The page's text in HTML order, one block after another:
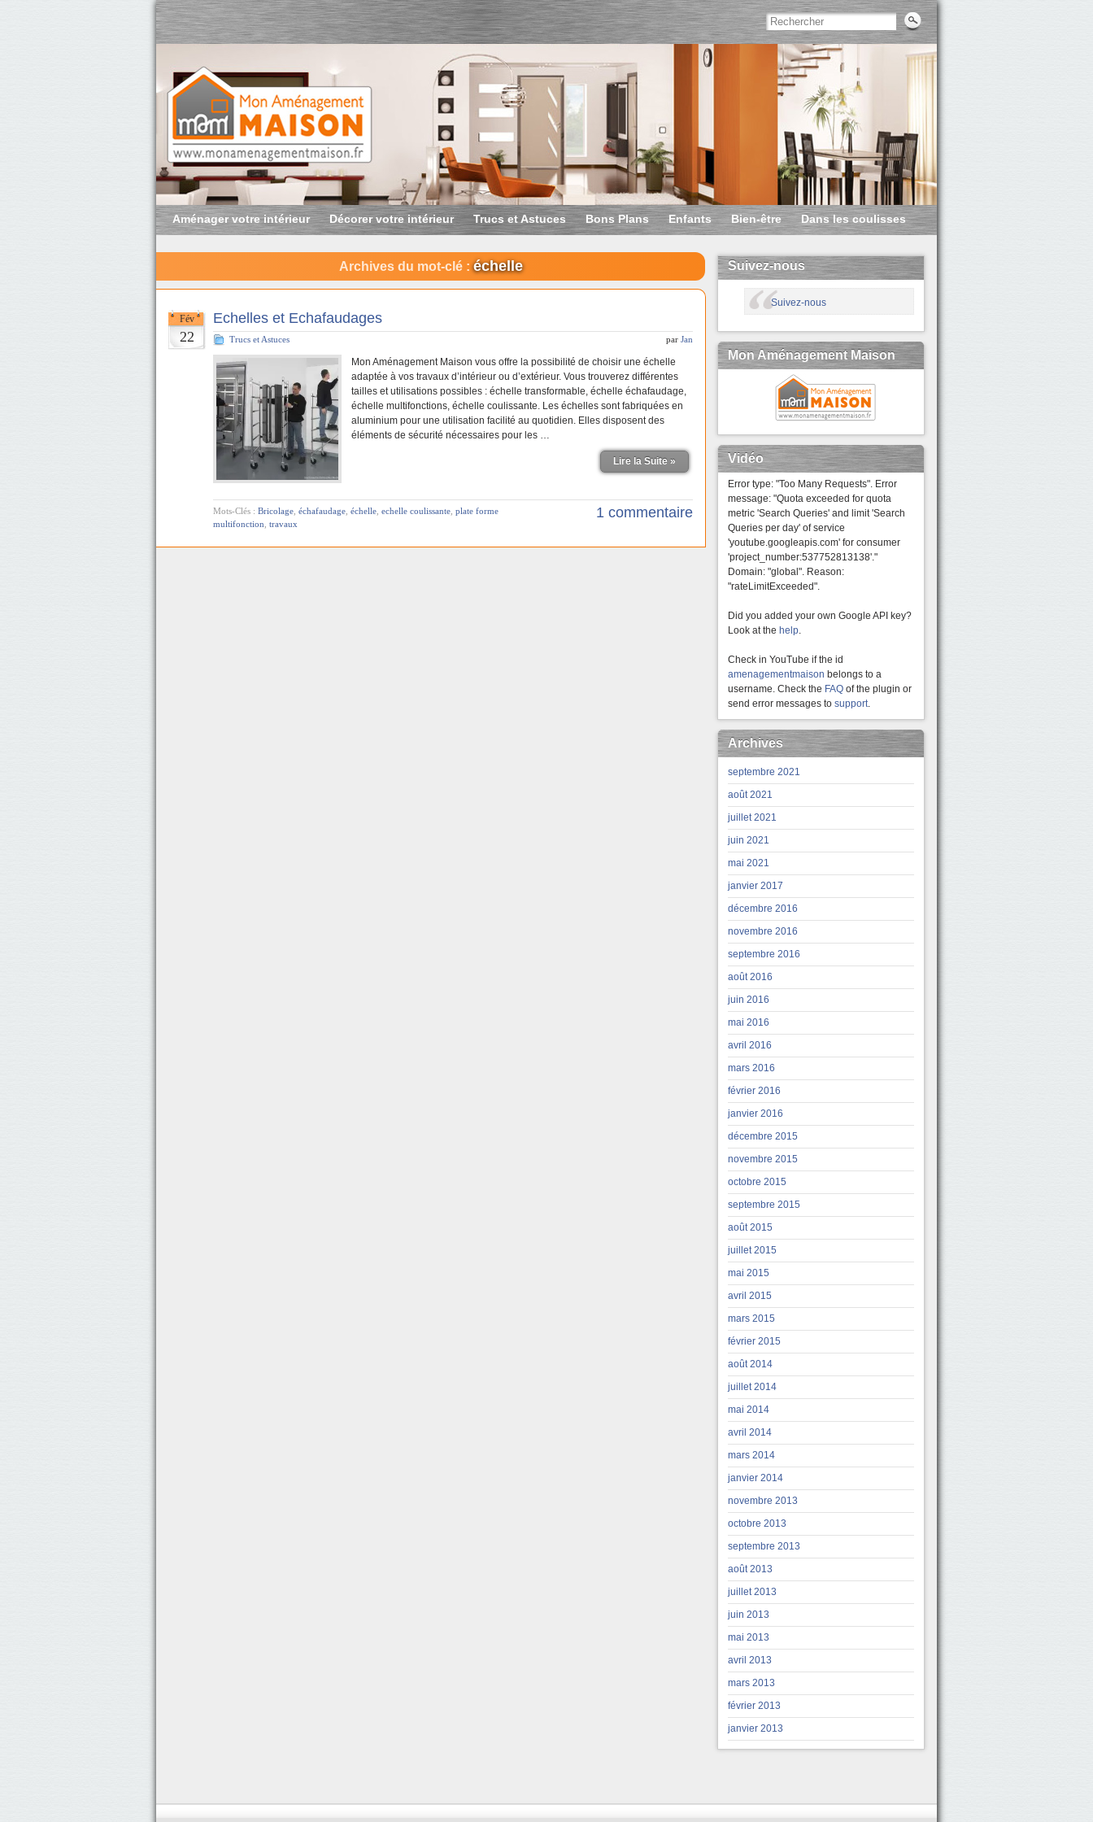
Aménager votre intérieur Décorer votre intérieur Trucs et Astuces Bons Plans Enfants Bien-être Dans les coulisses
Archives du mot-clé :échelle
Fév
22
Echelles et Echafaudages
Trucs et Astuces par Jan
Mon Aménagement Maison vous offre la possibilité de choisir une échelle
adaptée à vos travaux d’intérieur ou d’extérieur. Vous trouverez différentes
tailles et utilisations possibles : échelle transformable, échelle échafaudage,
échelle multifonctions, échelle coulissante. Les échelles sont fabriquées en
aluminium pour une utilisation facilité au quotidien. Elles disposent des
éléments de sécurité nécessaires pour les …
Lire la Suite »
Mots-Clés : Bricolage échafaudage échelle echelle coulissante plate forme
multifonction travaux
1 commentaire
Suivez-nous
Suivez-nous
Mon Aménagement Maison
Vidéo
Error type: "Too Many Requests". Error
message: "Quota exceeded for quota
metric 'Search Queries' and limit 'Search
Queries per day' of service
'youtube.googleapis.com' for consumer
'project_number:537752813138'."
Domain: "global". Reason:
"rateLimitExceeded".
Did you added your own Google API key?
Look at the help.
Check in YouTube if the id
amenagementmaison belongs to a
username. Check the FAQ of the plugin or
send error messages to support.
Archives
septembre 2021
août 2021
juillet 2021
juin 2021
mai 2021
janvier 2017
décembre 2016
novembre 2016
septembre 2016
août 2016
juin 2016
mai 2016
avril 2016
mars 2016
février 2016
janvier 2016
décembre 2015
novembre 2015
octobre 2015
septembre 2015
août 2015
juillet 2015
mai 2015
avril 2015
mars 2015
février 2015
août 2014
juillet 2014
mai 2014
avril 2014
mars 2014
janvier 2014
novembre 2013
octobre 2013
septembre 2013
août 2013
juillet 2013
juin 2013
mai 2013
avril 2013
mars 2013
février 2013
janvier 2013